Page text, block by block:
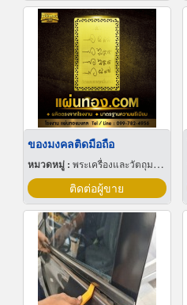
ของมงคลติดมือถือ
หมวดหมู่ : พระเครื่องและวัตถุมงคล
ติดต่อผู้ขาย